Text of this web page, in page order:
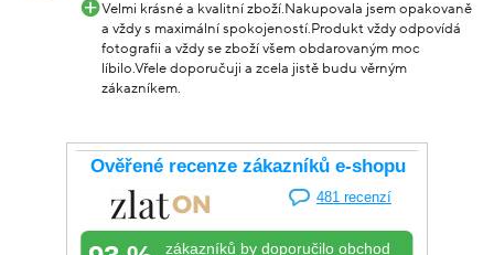
Velmi krásné a kvalitní zboží.Nakupovala jsem opakovaně
a vždy s maximální spokojeností.Produkt vždy odpovídá
fotografii a vždy se zboží všem obdarovaným moc
líbilo.Vřele doporučuji a zcela jistě budu věrným
zákazníkem.